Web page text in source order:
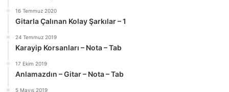
16 Temmuz 2020
Gitarla Çalınan Kolay Şarkılar – 1
24 Temmuz 2019
Karayip Korsanları – Nota – Tab
17 Ekim 2019
Anlamazdın – Gitar – Nota – Tab
5 Mayıs 2019